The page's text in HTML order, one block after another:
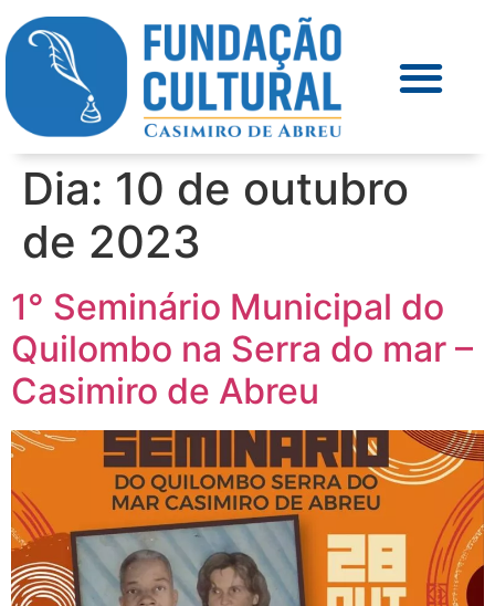
Dia: 10 de outubro
de 2023
1° Seminário Municipal do
Quilombo na Serra do mar –
Casimiro de Abreu